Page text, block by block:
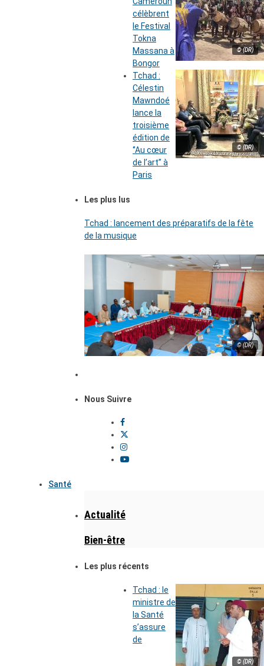
© (DR)
célèbrent
le Festival
Tokna
Massana à
Bongor
© (DR)
Tchad :
Célestin
Mawndoé
lance la
troisième
édition de
‘’Au cœur
de l’art’’ à
Paris
Les plus lus
Tchad : lancement des préparatifs de la fête
de la musique
© (DR)
Nous Suivre
Santé
Actualité
Bien-être
Les plus récents
© (DR)
Tchad : le
ministre de
la Santé
s’assure
de